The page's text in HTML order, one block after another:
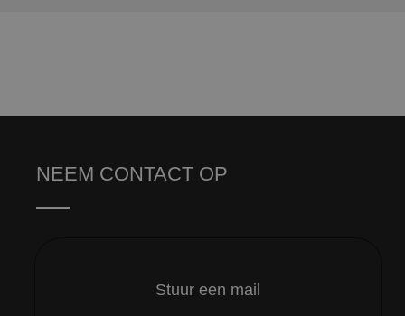
NEEM CONTACT OP
Stuur een mail